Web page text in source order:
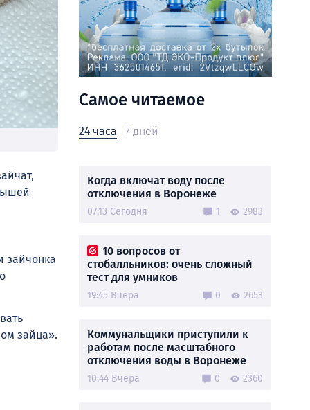
зайчонка
зайца».
Самое читаемое
24 часа 7 дней
Когда включат воду после
отключения в Воронеже
07:13 Сегодня 1 2983
10 вопросов от
стобалльников: очень сложный
тест для умников
19:45 Вчера 0 2653
Коммунальщики приступили к
работам после масштабного
отключения воды в Воронеже
10:44 Вчера 0 2360